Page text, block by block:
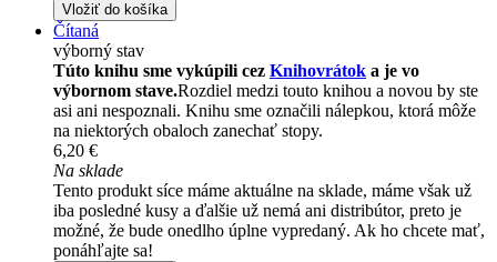
Vložiť do košíka
Čítaná
výborný stav
Túto knihu sme vykúpili cez Knihovrátok a je vo
výbornom stave.Rozdiel medzi touto knihou a novou by ste
asi ani nespoznali. Knihu sme označili nálepkou, ktorá môže
na niektorých obaloch zanechať stopy.
6,20 €
Na sklade
Tento produkt síce máme aktuálne na sklade, máme však už
iba posledné kusy a ďalšie už nemá ani distribútor, preto je
možné, že bude onedlho úplne vypredaný. Ak ho chcete mať,
ponáhľajte sa!